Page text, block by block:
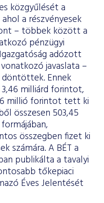
közgyűlését a
a részvényesek
– többek között a
pénzügyi
adózott
javaslata –
Ennek
milliárd forintot,
millió forintot tett ki
összesen 503,45
összegben fizet ki
számára. A BÉT a
publikálta a tavalyi
tőkepiaci
Éves Jelentését